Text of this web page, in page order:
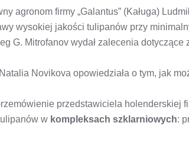
agronom firmy „Galantus” (Kaługa)
wysokiej jakości tulipanów przy
G. Mitrofanov wydał zalecenia
Novikova opowiedziała o tym, jak
przedstawiciela holenderskiej
w kompleksach szklarniowych: